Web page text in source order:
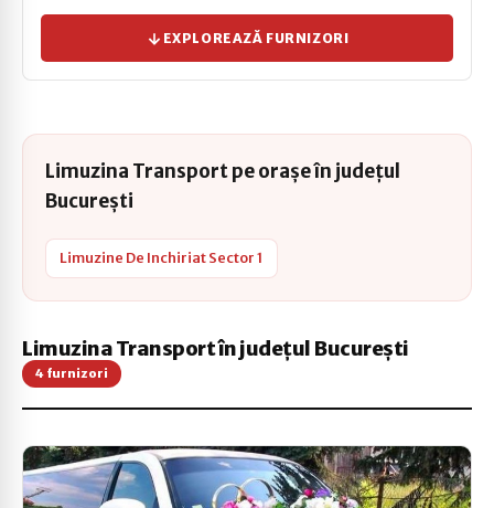
EXPLOREAZĂ FURNIZORI
Limuzina Transport pe orașe în județul
București
Limuzine De Inchiriat Sector 1
Limuzina Transport în județul București
4 furnizori